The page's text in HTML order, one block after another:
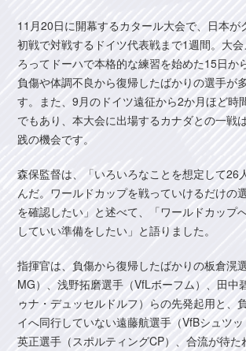
11月20日に開幕するカタール大会で、日本が
初戦で対戦するドイツ代表戦まで1週間。大
ろってドーハで本格的な練習を始めた15日か
負傷や体調不良から復帰したばかりの選手が
す。また、9月のドイツ遠征から2か月ほど時
でもあり、本大会に出場するカナダとの一戦
践の機会です。
森保監督は、「いろいろなことを想定して26
んだ。ワールドカップを戦っていけるだけの
を確認したい」と述べて、「ワールドカップ
していい準備をしたい」と語りました。
指揮官は、負傷から復帰したばかりの板倉滉
MG）、浅野拓磨選手（VfLボーフム）、田中
ゥナ・デュッセルドルフ）らの先発起用と、
イへ同行していない遠藤航選手（VfBシュツ
英正選手（スポルティングCP）、合流が待た